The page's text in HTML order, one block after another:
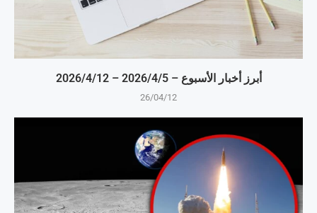
أبرز أخبار الأسبوع – 5‏/4‏/2026 – 12‏/4‏/2026
26/04/12